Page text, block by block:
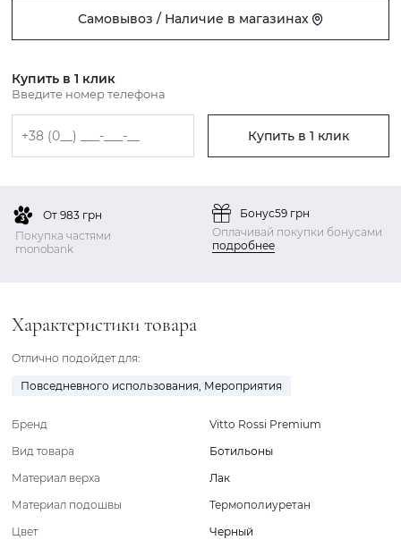
Самовывоз / Наличие в магазинах
Купить в 1 клик
Введите номер телефона
Купить в 1 клик
От 983 грн
Покупка частями
monobank
Бонус59 грн
Оплачивай покупки бонусами
подробнее
Характеристики товара
Отлично подойдет для:
Повседневного использования, Мероприятия
Бренд
Vitto Rossi Premium
Вид товара
Ботильоны
Материал верха
Лак
Материал подошвы
Термополиуретан
Цвет
Черный